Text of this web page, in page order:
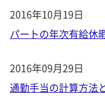
2016年10月19日
パートの年次有給休
2016年09月29日
通勤手当の計算方法